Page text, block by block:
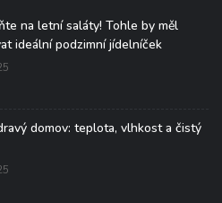
na letní saláty! Tohle by měl
ideální podzimní jídelníček
domov: teplota, vlhkost a čistý